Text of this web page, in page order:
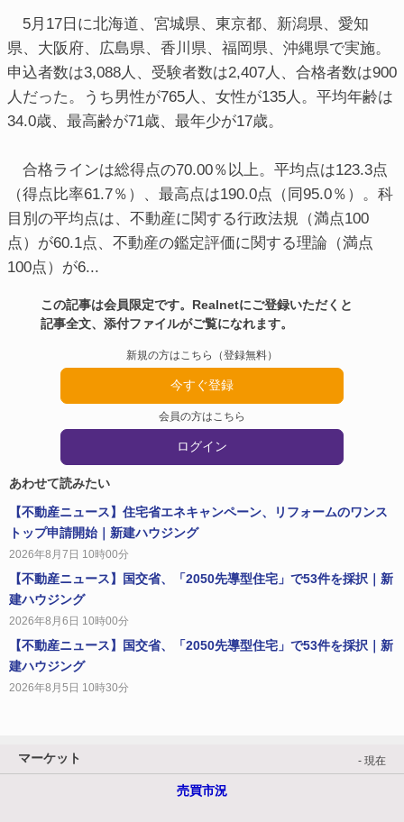
5月17日に北海道、宮城県、東京都、新潟県、愛知
県、大阪府、広島県、香川県、福岡県、沖縄県で実施。
申込者数は3,088人、受験者数は2,407人、合格者数は900
人だった。うち男性が765人、女性が135人。平均年齢は
34.0歳、最高齢が71歳、最年少が17歳。
合格ラインは総得点の70.00％以上。平均点は123.3点
（得点比率61.7％）、最高点は190.0点（同95.0％）。科
目別の平均点は、不動産に関する行政法規（満点100
点）が60.1点、不動産の鑑定評価に関する理論（満点
100点）が6...
この記事は会員限定です。Realnetにご登録いただくと
記事全文、添付ファイルがご覧になれます。
新規の方はこちら（登録無料）
今すぐ登録
会員の方はこちら
ログイン
あわせて読みたい
【不動産ニュース】住宅省エネキャンペーン、リフォームのワンス
トップ申請開始｜新建ハウジング
2026年8月7日 10時00分
【不動産ニュース】国交省、「2050先導型住宅」で53件を採択｜新
建ハウジング
2026年8月6日 10時00分
【不動産ニュース】国交省、「2050先導型住宅」で53件を採択｜新
建ハウジング
2026年8月5日 10時30分
マーケット - 現在
売買市況